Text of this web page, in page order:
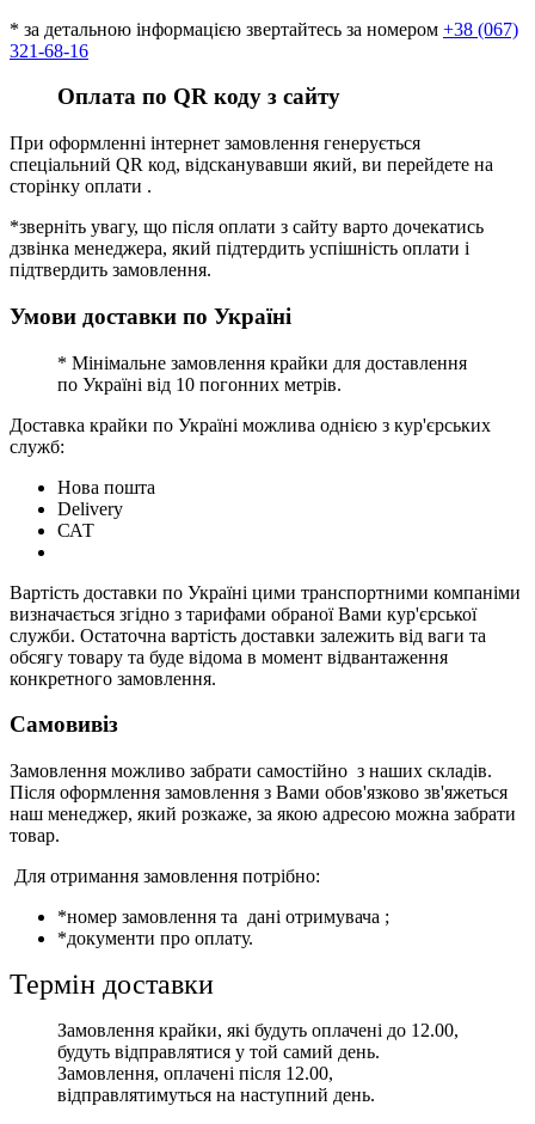
* за детальною інформацією звертайтесь за номером +38 (067)
321-68-16
Оплата по QR коду з сайту
При оформленні інтернет замовлення генерується
спеціальний QR код, відсканувавши який, ви перейдете на
сторінку оплати .
*зверніть увагу, що після оплати з сайту варто дочекатись
дзвінка менеджера, який підтердить успішність оплати і
підтвердить замовлення.
Умови доставки по Україні
* Мінімальне замовлення крайки для доставлення
по Україні від 10 погонних метрів.
Доставка крайки по Україні можлива однією з кур'єрських
служб:
Нова пошта
Delivery
САТ
Вартість доставки по Україні цими транспортними компаніми
визначається згідно з тарифами обраної Вами кур'єрської
служби. Остаточна вартість доставки залежить від ваги та
обсягу товару та буде відома в момент відвантаження
конкретного замовлення.
Самовивіз
Замовлення можливо забрати самостійно з наших складів.
Після оформлення замовлення з Вами обов'язково зв'яжеться
наш менеджер, який розкаже, за якою адресою можна забрати
товар.
Для отримання замовлення потрібно:
*номер замовлення та дані отримувача ;
*документи про оплату.
Термін доставки
Замовлення крайки, які будуть оплачені до 12.00,
будуть відправлятися у той самий день.
Замовлення, оплачені після 12.00,
відправлятимуться на наступний день.